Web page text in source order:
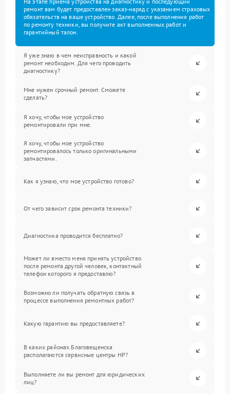
ремонт вам будет предоставлен заказ-наряд с указанием страховых
обязательств на ваше устройство. Далее, после выполнения работ
по ремонту техники, вы получите акт выполненных работ и
гарантийный талон.
Я уже знаю в чем неисправность и какой
ремонт необходим. Для чего проводить
диагностику?
Мне нужен срочный ремонт. Сможете
сделать?
Я хочу, чтобы мое устройство
ремонтировали при мне.
Я хочу, чтобы мое устройство
ремонтировалось только оригинальными
запчастями.
Как я узнаю, что мое устройство готово?
От чего зависит срок ремонта техники?
Диагностика проводится бесплатно?
Может ли вместо меня принять устройство
после ремонта другой человек, контактный
телефон которого я предоставлю?
Возможно ли получать обратную связь в
процессе выполнения ремонтных работ?
Какую гарантию вы предоставляете?
В каких районах Благовещенска
располагаются сервисные центры HP?
Выполняете ли вы ремонт для юридических
лиц?